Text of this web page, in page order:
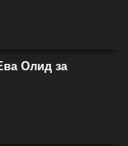
Олид за